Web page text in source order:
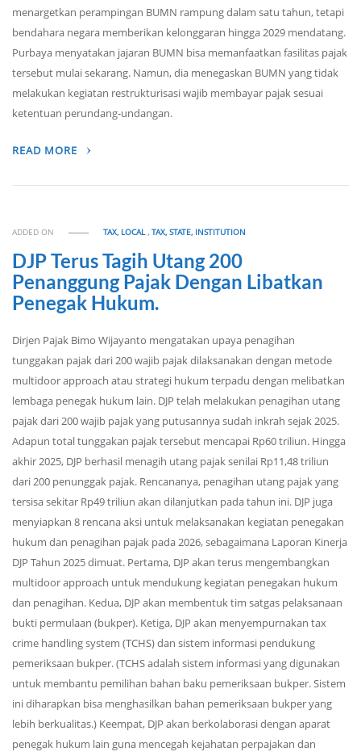
menargetkan perampingan BUMN rampung dalam satu tahun, tetapi
bendahara negara memberikan kelonggaran hingga 2029 mendatang.
Purbaya menyatakan jajaran BUMN bisa memanfaatkan fasilitas pajak
tersebut mulai sekarang. Namun, dia menegaskan BUMN yang tidak
melakukan kegiatan restrukturisasi wajib membayar pajak sesuai
ketentuan perundang-undangan.
READ MORE
ADDED ON TAX, LOCAL,TAX, STATE, INSTITUTION
DJP Terus Tagih Utang 200
Penanggung Pajak Dengan Libatkan
Penegak Hukum.
Dirjen Pajak Bimo Wijayanto mengatakan upaya penagihan
tunggakan pajak dari 200 wajib pajak dilaksanakan dengan metode
multidoor approach atau strategi hukum terpadu dengan melibatkan
lembaga penegak hukum lain. DJP telah melakukan penagihan utang
pajak dari 200 wajib pajak yang putusannya sudah inkrah sejak 2025.
Adapun total tunggakan pajak tersebut mencapai Rp60 triliun. Hingga
akhir 2025, DJP berhasil menagih utang pajak senilai Rp11,48 triliun
dari 200 penunggak pajak. Rencananya, penagihan utang pajak yang
tersisa sekitar Rp49 triliun akan dilanjutkan pada tahun ini. DJP juga
menyiapkan 8 rencana aksi untuk melaksanakan kegiatan penegakan
hukum dan penagihan pajak pada 2026, sebagaimana Laporan Kinerja
DJP Tahun 2025 dimuat. Pertama, DJP akan terus mengembangkan
multidoor approach untuk mendukung kegiatan penegakan hukum
dan penagihan. Kedua, DJP akan membentuk tim satgas pelaksanaan
bukti permulaan (bukper). Ketiga, DJP akan menyempurnakan tax
crime handling system (TCHS) dan sistem informasi pendukung
pemeriksaan bukper. (TCHS adalah sistem informasi yang digunakan
untuk membantu pemilihan bahan baku pemeriksaan bukper. Sistem
ini diharapkan bisa menghasilkan bahan pemeriksaan bukper yang
lebih berkualitas.) Keempat, DJP akan berkolaborasi dengan aparat
penegak hukum lain guna mencegah kejahatan perpajakan dan